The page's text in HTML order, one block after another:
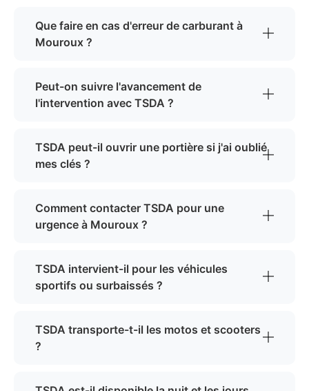
Que faire en cas d'erreur de carburant à
Mouroux ?
Peut-on suivre l'avancement de
l'intervention avec TSDA ?
TSDA peut-il ouvrir une portière si j'ai oublié
mes clés ?
Comment contacter TSDA pour une
urgence à Mouroux ?
TSDA intervient-il pour les véhicules
sportifs ou surbaissés ?
TSDA transporte-t-il les motos et scooters
?